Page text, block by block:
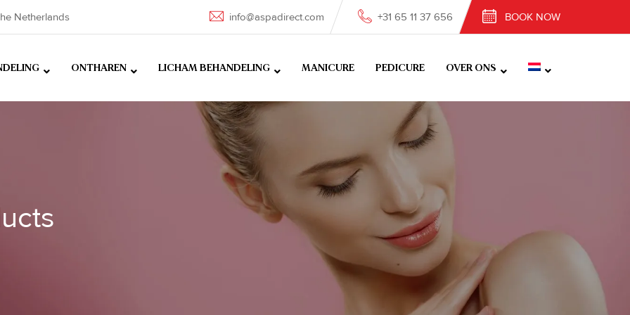
Netherlands info@aspadirect.com +31 65 11 37 656 BOOK NOW
ONTHAREN LICHAM BEHANDELING MANICURE PEDICURE OVER ONS